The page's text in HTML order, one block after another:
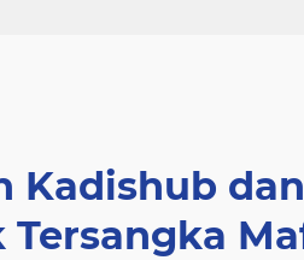
Kadishub dan
Tersangka